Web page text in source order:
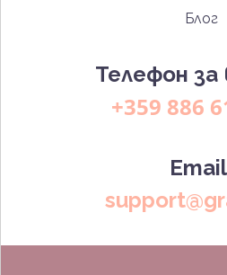
Блог
Телефон за
+359 886